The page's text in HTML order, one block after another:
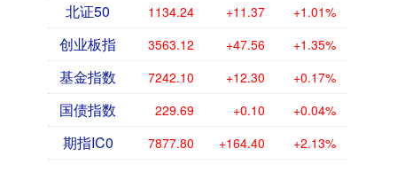
北证50 1134.24 +11.37 +1.01%
创业板指 3563.12 +47.56 +1.35%
基金指数 7242.10 +12.30 +0.17%
国债指数 229.69 +0.10 +0.04%
期指IC0 7877.80 +164.40 +2.13%